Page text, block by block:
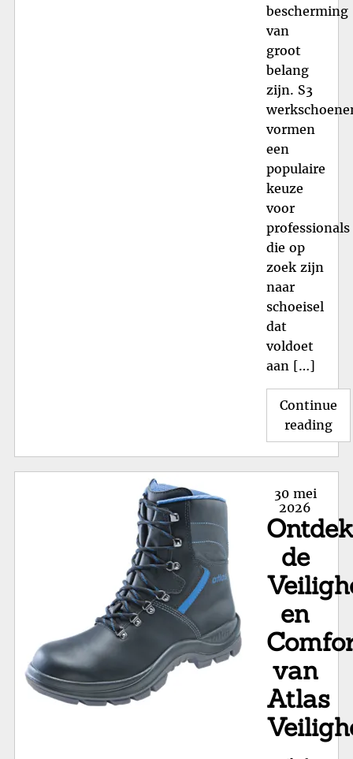
bescherming
van
groot
belang
zijn. S3
vormen
een
populaire
keuze
voor
professionals
die op
zoek zijn
naar
schoeisel
dat
voldoet
aan […]
Continue
reading
op
Posted
on
30 mei
2026
Ontdek
de
en
van
Atlas